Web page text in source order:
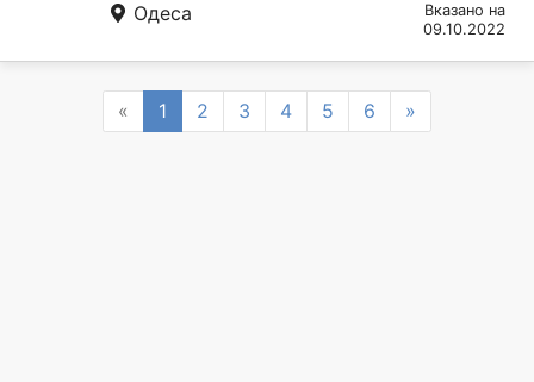
Одеса
Вказано на
09.10.2022
« Previous
1 2 3 4 5 6 »